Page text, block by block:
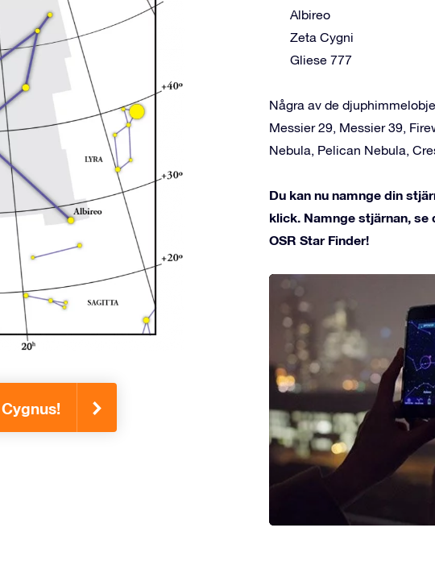
Albireo
Zeta Cygni
Gliese 777
Några av de
Messier 29, Messier 39,
Nebula, Pelican Nebula,
Du kan nu namnge din
klick. Namnge stjärnan,
OSR Star Finder!